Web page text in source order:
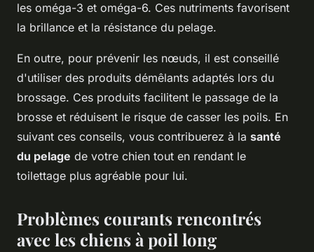
les oméga-3 et oméga-6. Ces nutriments favorisent
la brillance et la résistance du pelage.
En outre, pour prévenir les nœuds, il est conseillé
d'utiliser des produits démêlants adaptés lors du
brossage. Ces produits facilitent le passage de la
brosse et réduisent le risque de casser les poils. En
suivant ces conseils, vous contribuerez à la santé
du pelage de votre chien tout en rendant le
toilettage plus agréable pour lui.
Problèmes courants rencontrés
avec les chiens à poil long